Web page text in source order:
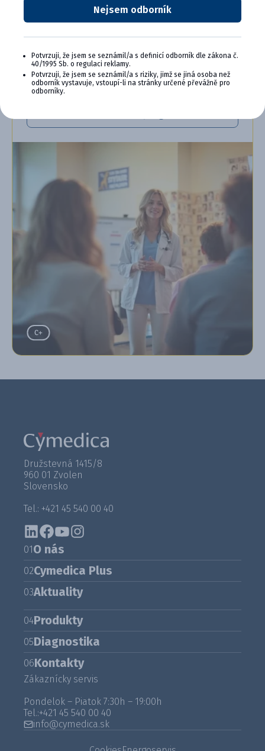
Výhody členstva v Cymedica Plus:
Exkluzívne produkty a služby
Jedinečné bonusy
Špeciálne podujatia, semináre, konferencie,
webové semináre a ďalšie
Chcem sa pripojiť
Družstevná 1415/8
960 01 Zvolen
Slovensko
Tel.: +421 45 540 00 40
01O nás
02Cymedica Plus
03Aktuality
04Produkty
05Diagnostika
06Kontakty
Zákaznícky servis
Pondelok – Piatok 7:30h – 19:00h
Tel.:+421 45 540 00 40
info@cymedica.sk
Nejsem odborník
Potvrzuji, že jsem se seznámil/a s definicí odborník dle zákona č.
40/1995 Sb. o regulaci reklamy.
Potvrzuji, že jsem se seznámil/a s riziky, jimž se jiná osoba než
odborník vystavuje, vstoupí-li na stránky určené převážně pro
odborníky.